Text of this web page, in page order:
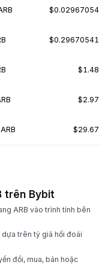
$0.02967054
$0.29670541
$1.48
$2.97
$29.67
trên Bybit
ARB vào trình tính bên
trên tỷ giá hối đoái
đổi, mua, bán hoặc